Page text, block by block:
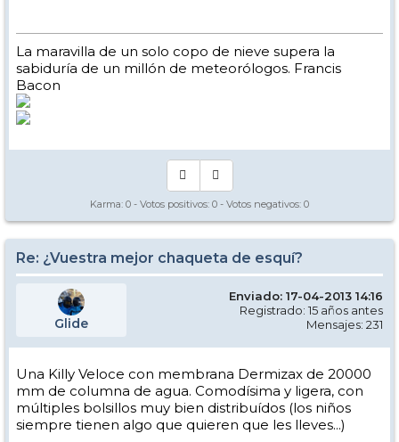
La maravilla de un solo copo de nieve supera la
sabiduría de un millón de meteorólogos. Francis
Bacon
Karma: 0 - Votos positivos: 0 - Votos negativos: 0
Re: ¿Vuestra mejor chaqueta de esquí?
Glide
Enviado: 17-04-2013 14:16
Registrado: 15 años antes
Mensajes: 231
Una Killy Veloce con membrana Dermizax de 20000
mm de columna de agua. Comodísima y ligera, con
múltiples bolsillos muy bien distribuídos (los niños
siempre tienen algo que quieren que les lleves...)